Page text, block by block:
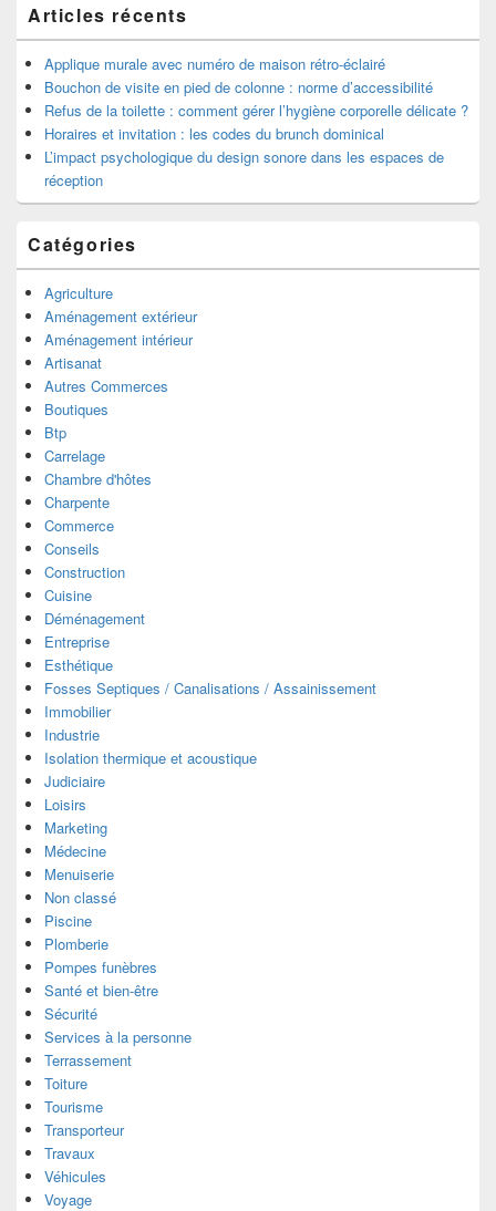
barre
latérale
Articles récents
Applique murale avec numéro de maison rétro-éclairé
Bouchon de visite en pied de colonne : norme d’accessibilité
Refus de la toilette : comment gérer l’hygiène corporelle délicate ?
Horaires et invitation : les codes du brunch dominical
L’impact psychologique du design sonore dans les espaces de
réception
Catégories
Agriculture
Aménagement extérieur
Aménagement intérieur
Artisanat
Autres Commerces
Boutiques
Btp
Carrelage
Chambre d'hôtes
Charpente
Commerce
Conseils
Construction
Cuisine
Déménagement
Entreprise
Esthétique
Fosses Septiques / Canalisations / Assainissement
Immobilier
Industrie
Isolation thermique et acoustique
Judiciaire
Loisirs
Marketing
Médecine
Menuiserie
Non classé
Piscine
Plomberie
Pompes funèbres
Santé et bien-être
Sécurité
Services à la personne
Terrassement
Toiture
Tourisme
Transporteur
Travaux
Véhicules
Voyage